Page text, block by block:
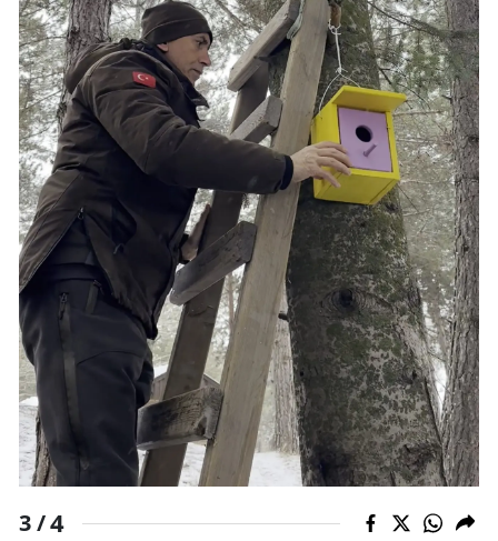
Sivas
Tekirdağ
Tokat
Trabzon
Tunceli
Şanlıurfa
Uşak
Van
Yozgat
Zonguldak
Aksaray
Bayburt
3 /4